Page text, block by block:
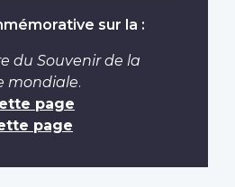
sur la :
du Souvenir de la
mondiale.
page
page